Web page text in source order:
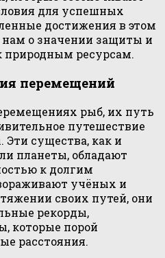
для успешных
достижения в этом
о значении защиты и
природным ресурсам.
перемещений
рыб, их путь
путешествие
Эти существа, как и
планеты, обладают
к долгим
учёных и
своих путей, они
рекорды,
которые порой
расстояния.